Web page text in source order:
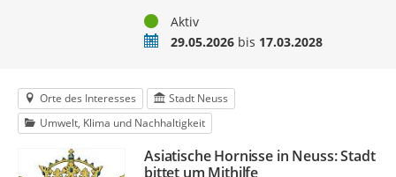
StatusAktiv
Zeitraum29.05.2026bis 17.03.2028
Orte des Interesses
Stadt Neuss
Umwelt, Klima und Nachhaltigkeit
Asiatische Hornisse in Neuss: Stadt
bittet um Mithilfe